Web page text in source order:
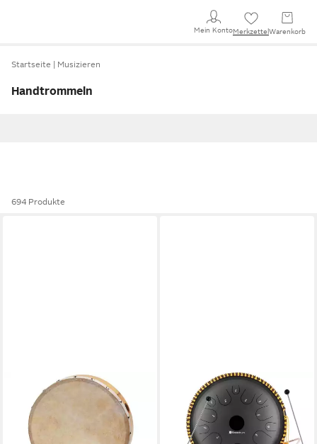
Mein KontoMerkzettel Warenkorb
Startseite Musizieren
Handtrommeln
694 Produkte